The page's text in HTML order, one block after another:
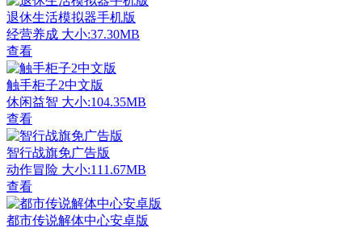
退休生活模拟器手机版
经营养成 大小:37.30MB
查看
触手柜子2中文版
休闲益智 大小:104.35MB
查看
智行战旗免广告版
动作冒险 大小:111.67MB
查看
都市传说解体中心安卓版